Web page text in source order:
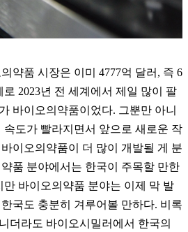
약품 시장은 이미 4777억 달러, 즉 6
2023년 전 세계에서 제일 많이 팔
바이오의약품이었다. 그뿐만 아니
속도가 빨라지면서 앞으로 새로운 작
이오의약품이 더 많이 개발될 게 분
품 분야에서는 한국이 주목할 만한
바이오의약품 분야는 이제 막 발
국도 충분히 겨루어볼 만하다. 비록
더라도 바이오시밀러에서 한국의